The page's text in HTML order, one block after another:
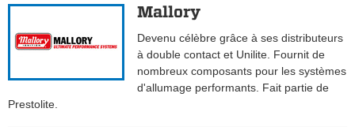
Mallory
Devenu célèbre grâce à ses distributeurs
à double contact et Unilite. Fournit de
nombreux composants pour les systèmes
d'allumage performants. Fait partie de
Prestolite.